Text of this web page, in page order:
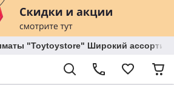
"Toytoystore" Широкий